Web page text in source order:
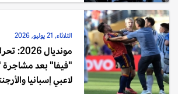
الثلاثاء, 21 يوليو, 2026
"فيفا" بعد مشاجرة
لاعبي إسبانيا